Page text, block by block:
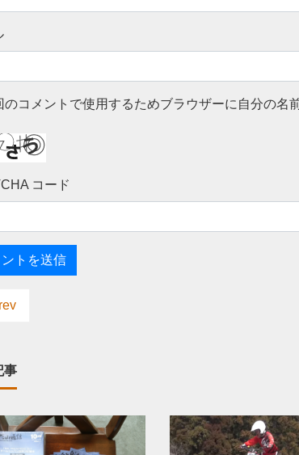
のコメントで使用するためブラウザーに自分の名
コード
事